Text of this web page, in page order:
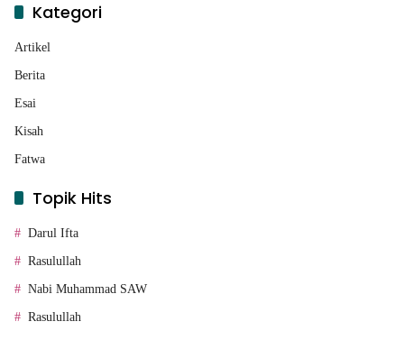
Kategori
Artikel
Berita
Esai
Kisah
Fatwa
Topik Hits
Darul Ifta
Rasulullah
Nabi Muhammad SAW
Rasulullah